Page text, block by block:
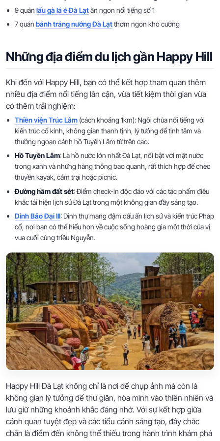
9 quán lẩu gà lá é Đà Lạtăn ngon nổi tiếng số 1
7 quán bánh tráng nướng Đà Lạtthơm ngon khó cưỡng
Những địa điểm du lịch gần Happy Hill
Khi đến với Happy Hill, bạn có thể kết hợp tham quan thêm
nhiều địa điểm nổi tiếng lân cận, vừa tiết kiệm thời gian vừa
có thêm trải nghiệm:
Thiền viện Trúc Lâm(cách khoảng 1km): Ngôi chùa nổi tiếng với
kiến trúc cổ kính, không gian thanh tịnh, lý tưởng để tịnh tâm và
thưởng ngoạn cảnh hồ Tuyền Lâm từ trên cao.
Hồ Tuyền Lâm: Là hồ nước lớn nhất Đà Lạt, nổi bật với mặt nước
trong xanh và những hàng thông bao quanh, rất thích hợp để chèo
thuyền kayak, cắm trại hoặc picnic.
Đường hầm đất sét: Điểm check-in độc đáo với các tác phẩm điêu
khắc tái hiện lịch sử Đà Lạt trong một không gian đầy sáng tạo.
Dinh Bảo Đại III: Dinh thự mang đậm dấu ấn lịch sử và kiến trúc Pháp
cổ, nơi bạn có thể hiểu hơn về cuộc sống hoàng gia một thời của vị
vua cuối cùng triều Nguyễn.
Happy Hill Đà Lạt không chỉ là nơi để chụp ảnh mà còn là
không gian lý tưởng để thư giãn, hòa mình vào thiên nhiên và
lưu giữ những khoảnh khắc đáng nhớ. Với sự kết hợp giữa
cảnh quan tuyệt đẹp và các tiểu cảnh sáng tạo, đây chắc
chắn là điểm đến không thể thiếu trong hành trình khám phá